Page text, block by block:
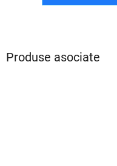
Produse asociate